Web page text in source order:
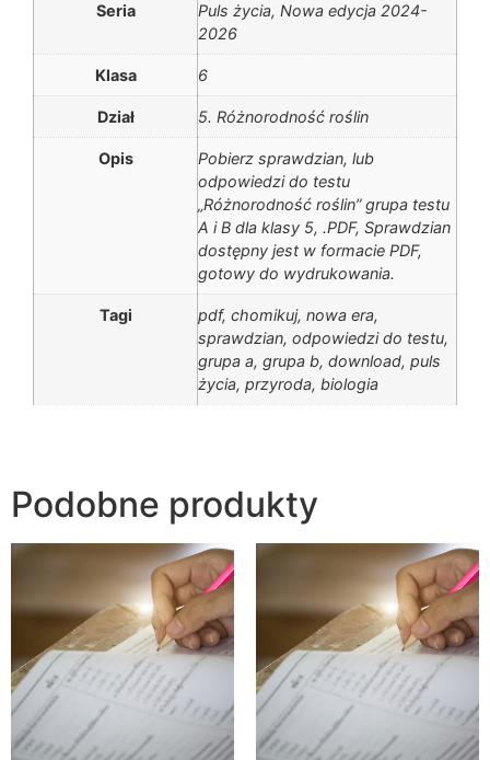
Seria
Puls życia, Nowa edycja 2024-
2026
Klasa 6
Dział 5. Różnorodność roślin
Opis
Pobierz sprawdzian, lub
odpowiedzi do testu
„Różnorodność roślin” grupa testu
A i B dla klasy 5, .PDF, Sprawdzian
dostępny jest w formacie PDF,
gotowy do wydrukowania.
Tagi
pdf, chomikuj, nowa era,
sprawdzian, odpowiedzi do testu,
grupa a, grupa b, download, puls
życia, przyroda, biologia
Podobne produkty